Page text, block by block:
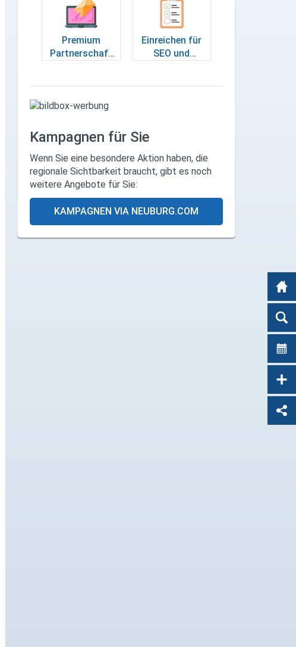
Premium
Partnerschaft
Einreichen für
SEO und
Kampagnen für Sie
Wenn Sie eine besondere Aktion haben, die
regionale Sichtbarkeit braucht, gibt es noch
weitere Angebote für Sie:
KAMPAGNEN VIA NEUBURG.COM